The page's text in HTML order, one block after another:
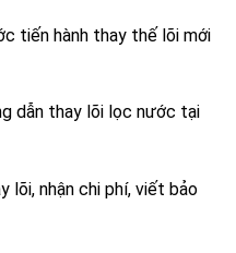
tiến hành thay thế lõi mới
dẫn thay lõi lọc nước tại
lõi, nhận chi phí, viết bảo